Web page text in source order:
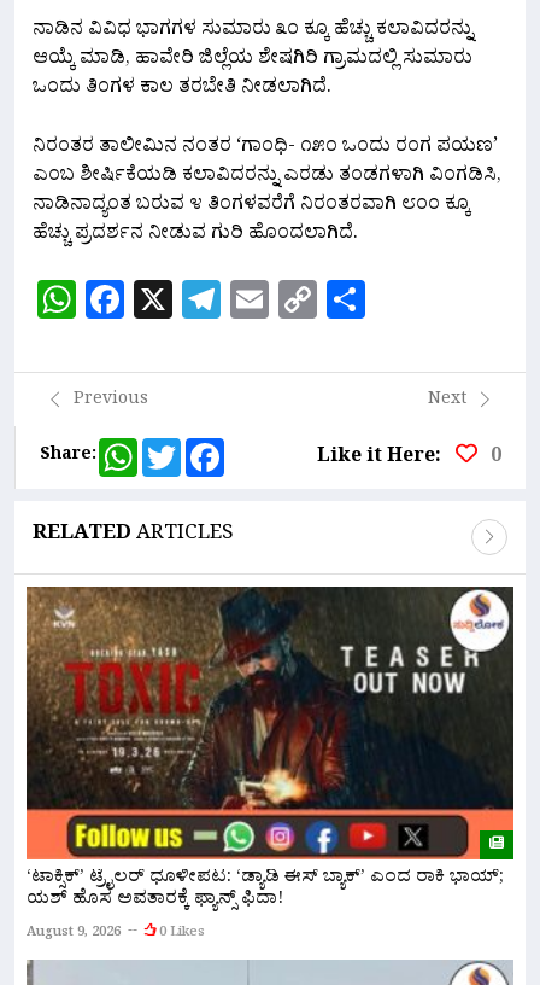
ನಾಡಿನ ವಿವಿಧ ಭಾಗಗಳ ಸುಮಾರು ೩೦ ಕ್ಕೂ ಹೆಚ್ಚು ಕಲಾವಿದರನ್ನು
ಆಯ್ಕೆ ಮಾಡಿ, ಹಾವೇರಿ ಜಿಲ್ಲೆಯ ಶೇಷಗಿರಿ ಗ್ರಾಮದಲ್ಲಿ ಸುಮಾರು
ಒಂದು ತಿಂಗಳ ಕಾಲ ತರಬೇತಿ ನೀಡಲಾಗಿದೆ.
ನಿರಂತರ ತಾಲೀಮಿನ ನಂತರ ‘ಗಾಂಧಿ- ೧೫೦ ಒಂದು ರಂಗ ಪಯಣ’
ಎಂಬ ಶೀರ್ಷಿಕೆಯಡಿ ಕಲಾವಿದರನ್ನು ಎರಡು ತಂಡಗಳಾಗಿ ವಿಂಗಡಿಸಿ,
ನಾಡಿನಾದ್ಯಂತ ಬರುವ ೪ ತಿಂಗಳವರೆಗೆ ನಿರಂತರವಾಗಿ ೮೦೦ ಕ್ಕೂ
ಹೆಚ್ಚು ಪ್ರದರ್ಶನ ನೀಡುವ ಗುರಿ ಹೊಂದಲಾಗಿದೆ.
WhatsApp
Facebook
X Telegram
Email
Copy
Link
Previous
Next
Share:
WhatsApp
Twitter Like it Here: 0
RELATEDARTICLES
‘ಟಾಕ್ಸಿಕ್’ ಟ್ರೈಲರ್ ಧೂಳೀಪಟ: ‘ಡ್ಯಾಡಿ ಈಸ್ ಬ್ಯಾಕ್’ ಎಂದ ರಾಕಿ ಭಾಯ್;
ಯಶ್ ಹೊಸ ಅವತಾರಕ್ಕೆ ಫ್ಯಾನ್ಸ್ ಫಿದಾ!
August 9, 2026 0 Likes